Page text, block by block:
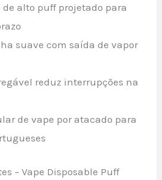
de alto puff projetado para
suave com saída de vapor
reduz interrupções na
de vape por atacado para
– Vape Disposable Puff